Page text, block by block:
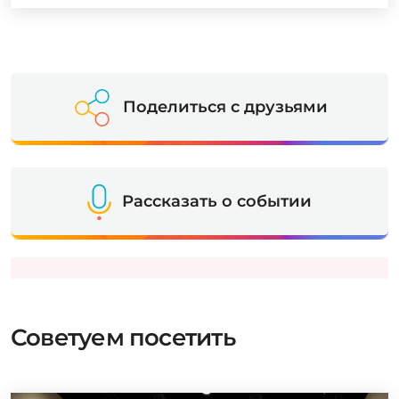
Поделиться с друзьями
Рассказать о событии
Советуем посетить